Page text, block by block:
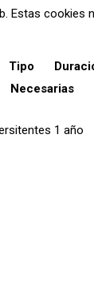
Estas cookies
Tipo
Necesarias
1 año